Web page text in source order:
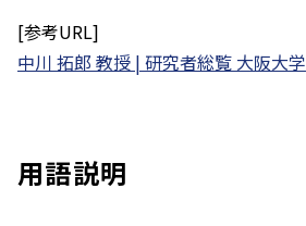
[参考URL]
中川 拓郎 教授 | 研究者総覧 大阪大学
用語説明